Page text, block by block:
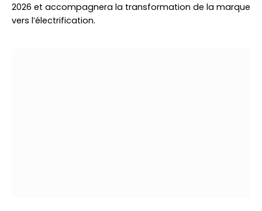
2026 et accompagnera la transformation de la marque
vers l’électrification.